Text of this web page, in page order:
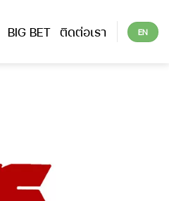
BIG BET ติดต่อเรา EN